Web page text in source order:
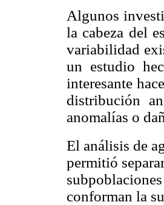
Algunos
la cabeza del
variabilidad
un estudio
interesante
distribución
anomalías o
El análisis de
permitió
conforman la